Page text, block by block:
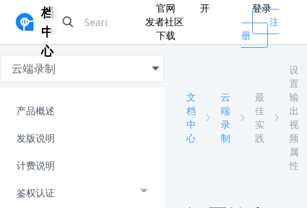
档
中
心
官网
开
发者社区
下载
登录
注
册
云端录制
产品概述
发版说明
计费说明
鉴权认证
文
档
中
心
云
端
录
制
最
佳
实
践
设
置
输
出
视
频
属
性